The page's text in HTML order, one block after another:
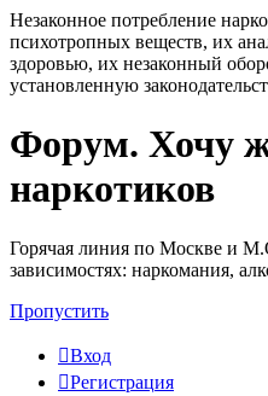
Незаконное потребление
психотропных веществ, их
здоровью, их незаконный
установленную
Регистрация
Форум. Хочу
наркотиков
Горячая линия по Москве и
зависимостях: наркомания,
Пропустить
Вход
Регистрация